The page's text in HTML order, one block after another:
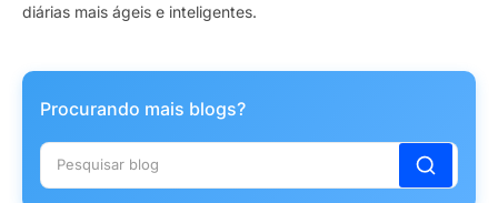
diárias mais ágeis e inteligentes.
Procurando mais blogs?